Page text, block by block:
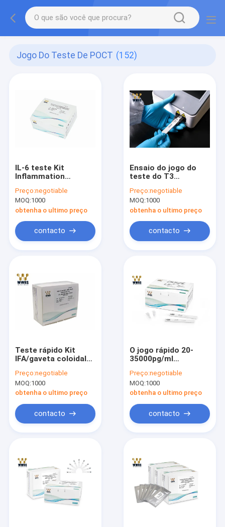
Jogo Do Teste De POCT (152)
IL-6 teste Kit
Inflammation
Interleukin 6 800
testes/pacote teste
da hora 25
Preço:negotiable
MOQ:1000
obtenha o ultimo preço
contacto
Ensaio do jogo do
teste do T3
Quantitative Test Kit
20T IVD
Preço:negotiable
MOQ:1000
obtenha o ultimo preço
contacto
Teste rápido Kit
IFA/gaveta coloidal
reagente do ouro
para marcadores do
tumor
Preço:negotiable
MOQ:1000
obtenha o ultimo preço
contacto
O jogo rápido 20-
35000pg/ml
NT-proBNP POCT
certificou
Preço:negotiable
MOQ:1000
obtenha o ultimo preço
contacto